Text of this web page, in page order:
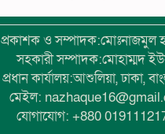
প্রকাশক ও সম্পাদক:মোঃনাজমুল
সহকারী সম্পাদক:মোহাম্মদ
প্রধান কার্যালয়:আশুলিয়া, ঢাকা,
মেইল:
যোগাযোগ: +880